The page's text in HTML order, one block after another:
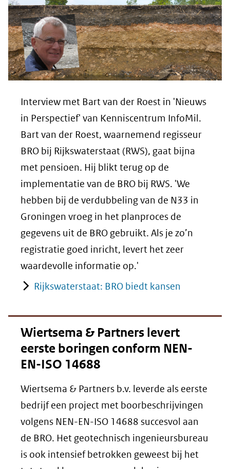
Interview met Bart van der Roest in 'Nieuws
in Perspectief' van Kenniscentrum InfoMil.
Bart van der Roest, waarnemend regisseur
BRO bij Rijkswaterstaat (RWS), gaat bijna
met pensioen. Hij blikt terug op de
implementatie van de BRO bij RWS. 'We
hebben bij de verdubbeling van de N33 in
Groningen vroeg in het planproces de
gegevens uit de BRO gebruikt. Als je zo’n
registratie goed inricht, levert het zeer
waardevolle informatie op.'
Rijkswaterstaat: BRO biedt kansen
Wiertsema & Partners levert
eerste boringen conform NEN-
EN-ISO 14688
Wiertsema & Partners b.v. leverde als eerste
bedrijf een project met boorbeschrijvingen
volgens NEN-EN-ISO 14688 succesvol aan
de BRO. Het geotechnisch ingenieursbureau
is ook intensief betrokken geweest bij het